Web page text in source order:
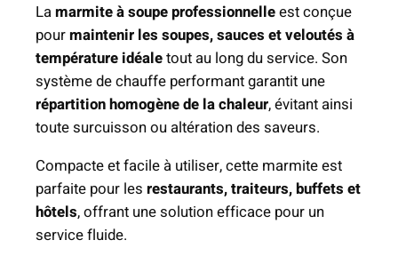
p
e
e
n
I
n
o
x
P
r
Lamarmite à soupe professionnelleest conçue
pourmaintenir les soupes, sauces et veloutés à
température idéaletout au long du service. Son
système de chauffe performant garantit une
répartition homogène de la chaleur, évitant ainsi
toute surcuisson ou altération des saveurs.
Compacte et facile à utiliser, cette marmite est
parfaite pour les restaurants, traiteurs, buffets et
hôtels, offrant une solution efficace pour un
service fluide.